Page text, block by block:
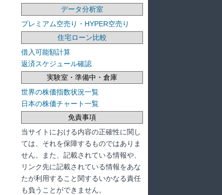
データ分析室
プレミアム空売り・HYPER空売り
住宅ローン比較
借入可能額計算
返済スケジュール確認
実験室・準備中・倉庫
世界の株価指数状況一覧
日本の株価チャート一覧
免責事項
当サイトにおける内容の正確性に関し
ては、それを保障するものではありま
せん。また、記載されている情報や、
リンク先に記載されている情報をあな
たが利用すること関するいかなる責任
も負うことができません。